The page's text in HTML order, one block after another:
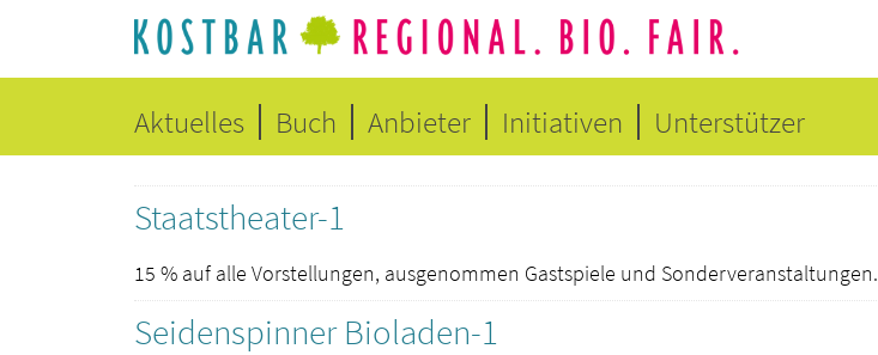
Aktuelles Buch Anbieter Initiativen Unterstützer
Staatstheater-1
15 % auf alle Vorstellungen, ausgenommen Gastspiele und Sonderveranstaltungen.
Seidenspinner Bioladen-1